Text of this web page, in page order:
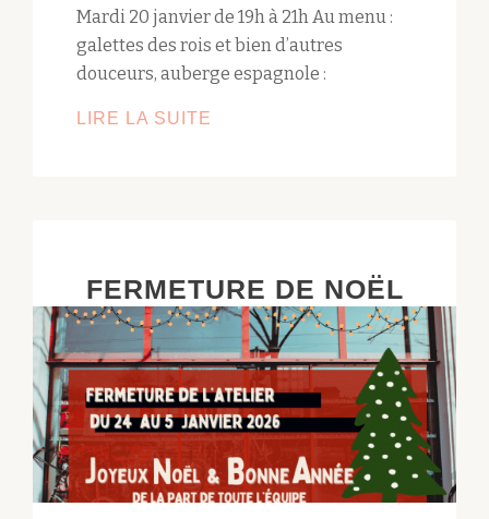
Mardi 20 janvier de 19h à 21h Au menu :
galettes des rois et bien d’autres
douceurs, auberge espagnole :
LIRE LA SUITE
FERMETURE DE NOËL